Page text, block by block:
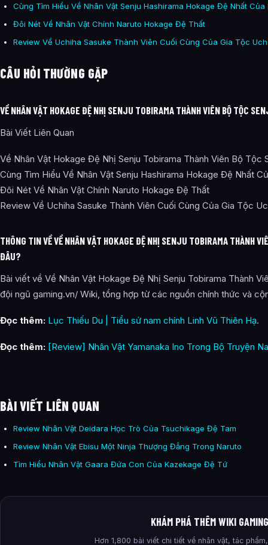
Cùng Tìm Hiểu Về Nhân Vật Senju Hashirama Hokage Đệ Nhất Của
Đôi Nét Về Nhân Vật Chính Naruto Hokage Đệ Thất
Review Về Uchiha Sasuke Thành Viên Cuối Cùng Của Gia Tộc
CÂU HỎI THƯỜNG GẶP
VỀ NHÂN VẬT HOKAGE ĐỆ NHỊ SENJU TOBIRAMA THÀNH VIÊN BỘ TỘC
Bài Viết Liên Quan
Về Nhân Vật Hokage Đệ Nhị Senju Tobirama Thành Viên Bộ Tộc
Cùng Tìm Hiểu Về Nhân Vật Senju Hashirama Hokage Đệ Nhất
Đôi Nét Về Nhân Vật Chính Naruto Hokage Đệ Thất
Review Về Uchiha Sasuke Thành Viên Cuối Cùng Của Gia Tộc
THÔNG TIN VỀ VỀ NHÂN VẬT HOKAGE ĐỆ NHỊ SENJU TOBIRAMA THÀNH
ĐÂU?
Bài viết về Về Nhân Vật Hokage Đệ Nhị Senju Tobirama Thành
đội ngũ gaming.vn/ Wiki, tổng hợp từ các nguồn chính thức và
Đọc thêm: Lục Thiếu Du | Tiểu sử nam chính Linh Vũ Thiên Hạ.
Đọc thêm: [Review] Nhân Vật Yamanaka Ino Trong Bộ Truyện
BÀI VIẾT LIÊN QUAN
Review Nhân Vật Deidara Học Trò Của Tsuchikage Đệ Tam
Review Nhân Vật Ebisu Một Ninja Thượng Đẳng Trong Naruto
Tìm Hiểu Nhân Vật Gaara Đứa Con Của Kazekage Đệ Tứ
KHÁM PHÁ THÊM WIKI GAMING
Hơn 1,800 bài viết chi tiết về nhân vật, tác